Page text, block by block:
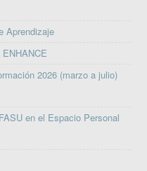
Aprendizaje
2026 (marzo a julio)
en el Espacio Personal